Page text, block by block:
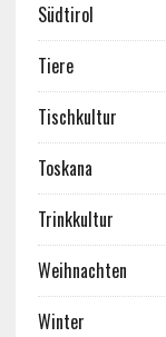
Südtirol
Tiere
Tischkultur
Toskana
Trinkkultur
Weihnachten
Winter